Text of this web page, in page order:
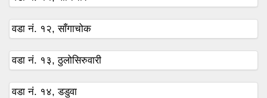
वडा नं. १२, साँगाचोक
वडा नं. १३, ठुलोसिरुवारी
वडा नं. १४, डडुवा